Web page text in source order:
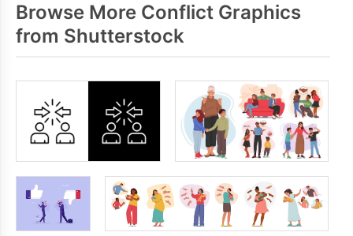
Browse More Conflict Graphics
from Shutterstock